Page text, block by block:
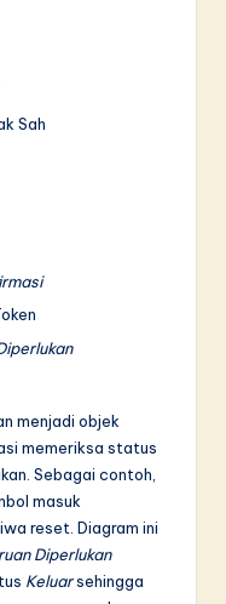
Sah
menjadi objek
memeriksa status
Sebagai contoh,
masuk
reset. Diagram ini
Diperlukan
Keluarsehingga